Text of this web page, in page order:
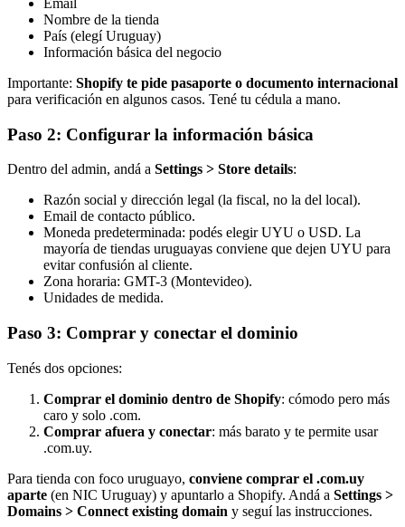
Email
Nombre de la tienda
País (elegí Uruguay)
Información básica del negocio
Importante: Shopify te pide pasaporte o documento internacional
para verificación en algunos casos. Tené tu cédula a mano.
Paso 2: Configurar la información básica
Dentro del admin, andá a Settings > Store details:
Razón social y dirección legal (la fiscal, no la del local).
Email de contacto público.
Moneda predeterminada: podés elegir UYU o USD. La
mayoría de tiendas uruguayas conviene que dejen UYU para
evitar confusión al cliente.
Zona horaria: GMT-3 (Montevideo).
Unidades de medida.
Paso 3: Comprar y conectar el dominio
Tenés dos opciones:
Comprar el dominio dentro de Shopify: cómodo pero más
caro y solo .com.
Comprar afuera y conectar: más barato y te permite usar
.com.uy.
Para tienda con foco uruguayo, conviene comprar el .com.uy
aparte (en NIC Uruguay) y apuntarlo a Shopify. Andá a Settings >
Domains > Connect existing domain y seguí las instrucciones.